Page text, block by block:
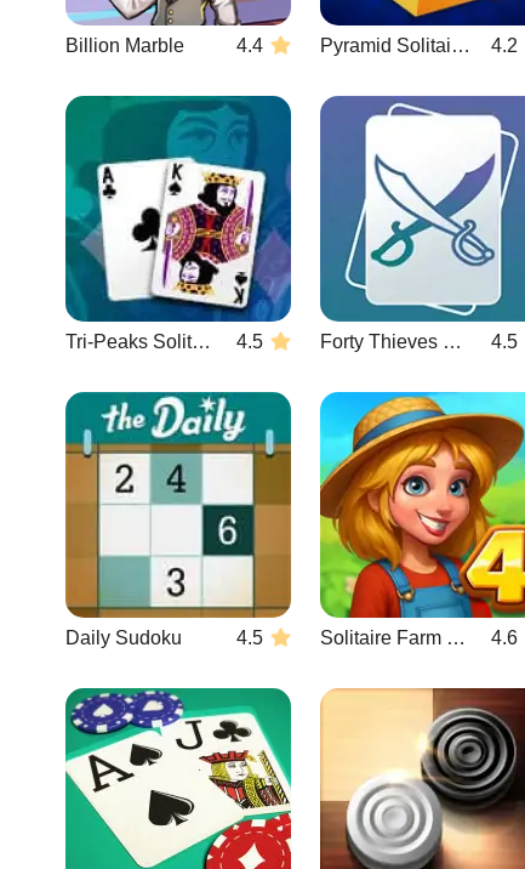
Billion Marble 4.4 Pyramid Solitaire Blue 4.2
Tri-Peaks Solitaire 4.5 Forty Thieves Solitaire 4.5
Daily Sudoku 4.5 Solitaire Farm Seasons 4 4.6